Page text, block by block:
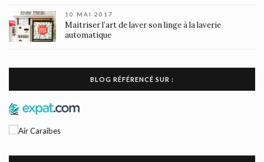
10 MAI 2017
Maitriser l’art de laver son linge à la laverie
automatique
BLOG RÉFÉRENCÉ SUR :